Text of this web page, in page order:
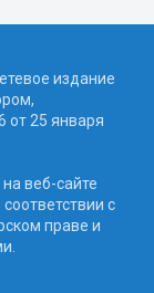
издание
от 25 января
веб-сайте
с
праве и